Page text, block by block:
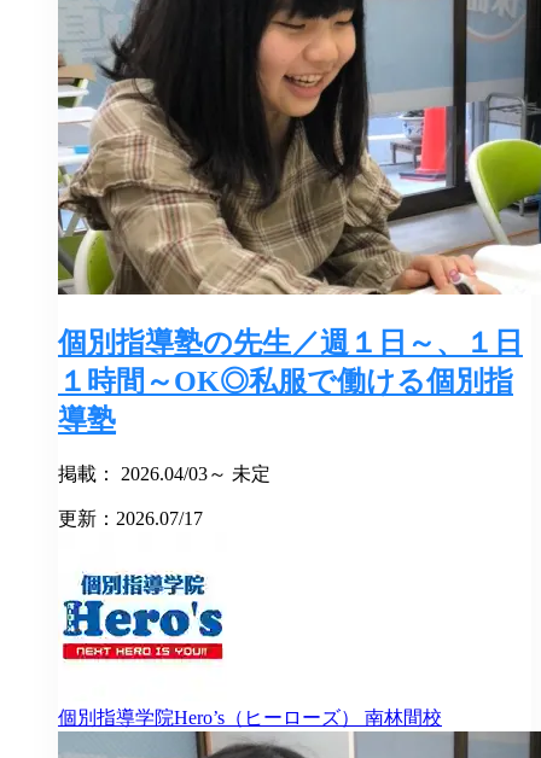
個別指導塾の先生／週１日～、１日
１時間～OK◎私服で働ける個別指
導塾
掲載： 2026.04/03～ 未定
更新：2026.07/17
個別指導学院Hero’s（ヒーローズ） 南林間校